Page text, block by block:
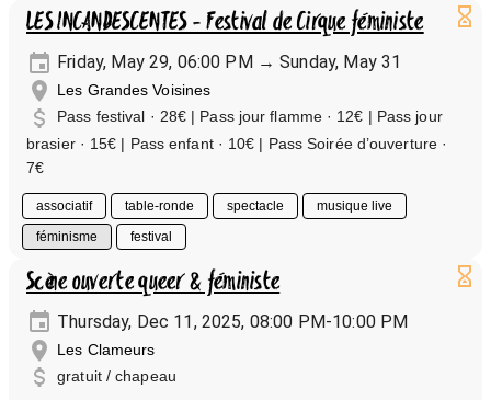
LES INCANDESCENTES - Festival de Cirque féministe
Friday, May 29, 06:00 PM → Sunday, May 31
Les Grandes Voisines
Pass festival · 28€ | Pass jour flamme · 12€ | Pass jour
brasier · 15€ | Pass enfant · 10€ | Pass Soirée d’ouverture ·
7€
associatif table-ronde spectacle
musique live
féminisme
festival
Scène ouverte queer & féministe
Thursday, Dec 11, 2025, 08:00 PM-10:00 PM
Les Clameurs
gratuit / chapeau